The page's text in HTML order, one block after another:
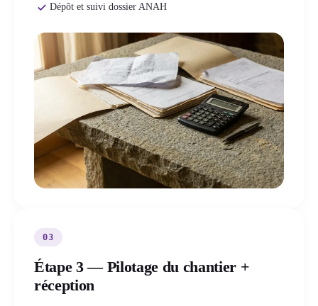
Dépôt et suivi dossier ANAH
03
Étape 3 — Pilotage du chantier +
réception